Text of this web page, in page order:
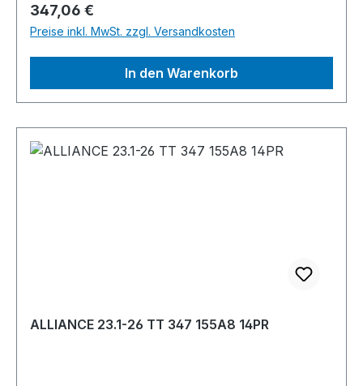
Regulärer Preis:
347,06 €
Preise inkl. MwSt. zzgl. Versandkosten
In den Warenkorb
ALLIANCE 23.1-26 TT 347 155A8 14PR